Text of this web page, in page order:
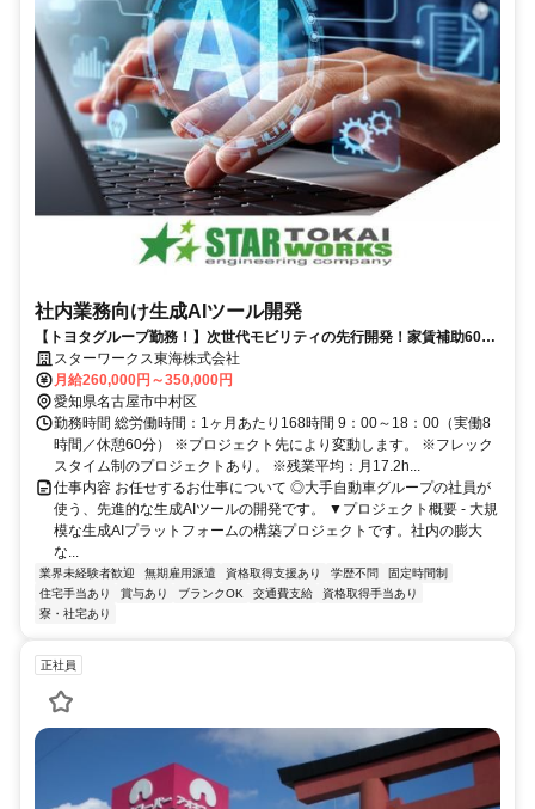
社内業務向け生成AIツール開発
【トヨタグループ勤務！】次世代モビリティの先行開発！家賃補助60％
／前職平均160万UP！／フレックス制度有り
スターワークス東海株式会社
月給260,000円～350,000円
愛知県名古屋市中村区
勤務時間 総労働時間：1ヶ月あたり168時間 9：00～18：00（実働8
時間／休憩60分） ※プロジェクト先により変動します。 ※フレック
スタイム制のプロジェクトあり。 ※残業平均：月17.2h...
仕事内容 お任せするお仕事について ◎大手自動車グループの社員が
使う、先進的な生成AIツールの開発です。 ▼プロジェクト概要 - 大規
模な生成AIプラットフォームの構築プロジェクトです。社内の膨大
な...
業界未経験者歓迎 無期雇用派遣 資格取得支援あり 学歴不問
固定時間制
住宅手当あり
賞与あり ブランクOK 交通費支給
資格取得手当あり
寮・社宅あり
正社員